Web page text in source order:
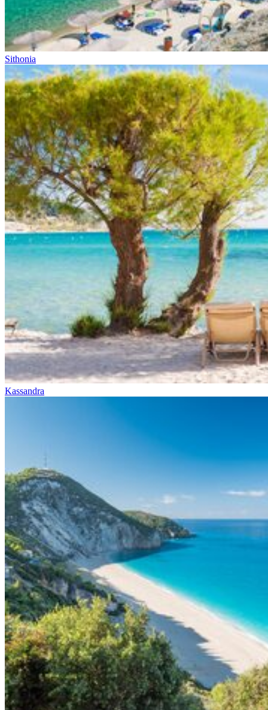
Sithonia
Kassandra